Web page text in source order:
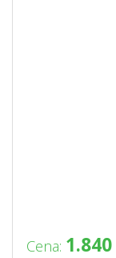
Cena: 1.840